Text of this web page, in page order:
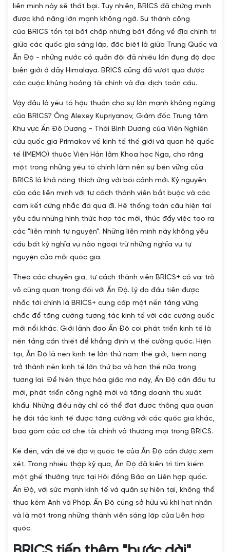
liên minh này sẽ thất bại. Tuy nhiên, BRICS đã chứng minh
được khả năng lớn mạnh không ngờ. Sự thành công
của BRICS tồn tại bất chấp những bất đồng về địa chính trị
giữa các quốc gia sáng lập, đặc biệt là giữa Trung Quốc và
Ấn Độ - những nước có quân đội đã nhiều lần đụng độ dọc
biên giới ở dãy Himalaya. BRICS cũng đã vượt qua được
các cuộc khủng hoảng tài chính và đại dịch toàn cầu.
Vậy đâu là yếu tố hậu thuẫn cho sự lớn mạnh không ngừng
của BRICS? Ông Alexey Kupriyanov, Giám đốc Trung tâm
Khu vực Ấn Độ Dương - Thái Bình Dương của Viện Nghiên
cứu quốc gia Primakov về kinh tế thế giới và quan hệ quốc
tế (IMEMO) thuộc Viện Hàn lâm Khoa học Nga, cho rằng
một trong những yếu tố chính làm nên sự bền vững của
BRICS là khả năng thích ứng với bối cảnh mới. Kỷ nguyên
của các liên minh với tư cách thành viên bắt buộc và các
cam kết cứng nhắc đã qua đi. Hệ thống toàn cầu hiện tại
yêu cầu những hình thức hợp tác mới, thúc đẩy việc tạo ra
các "liên minh tự nguyện". Những liên minh này không yêu
cầu bất kỳ nghĩa vụ nào ngoại trừ những nghĩa vụ tự
nguyện của mỗi quốc gia.
Theo các chuyên gia, tư cách thành viên BRICS+ có vai trò
vô cùng quan trọng đối với Ấn Độ. Lý do đầu tiên được
nhắc tới chính là BRICS+ cung cấp một nền tảng vững
chắc để tăng cường tương tác kinh tế với các cường quốc
mới nổi khác. Giới lãnh đạo Ấn Độ coi phát triển kinh tế là
nền tảng cần thiết để khẳng định vị thế cường quốc. Hiện
tại, Ấn Độ là nền kinh tế lớn thứ năm thế giới, tiềm năng
trở thành nền kinh tế lớn thứ ba và hơn thế nữa trong
tương lai. Để hiện thực hóa giấc mơ này, Ấn Độ cần đầu tư
mới, phát triển công nghệ mới và tăng doanh thu xuất
khẩu. Những điều này chỉ có thể đạt được thông qua quan
hệ đối tác kinh tế được tăng cường với các quốc gia khác,
bao gồm các cơ chế tài chính và thương mại trong BRICS.
Kế đến, vấn đề về địa vị quốc tế của Ấn Độ cần được xem
xét. Trong nhiều thập kỷ qua, Ấn Độ đã kiên trì tìm kiếm
một ghế thường trực tại Hội đồng Bảo an Liên hợp quốc.
Ấn Độ, với sức mạnh kinh tế và quân sự hiện tại, không thể
thua kém Anh và Pháp. Ấn Độ cũng sở hữu vũ khí hạt nhân
và là một trong những thành viên sáng lập của Liên hợp
quốc.